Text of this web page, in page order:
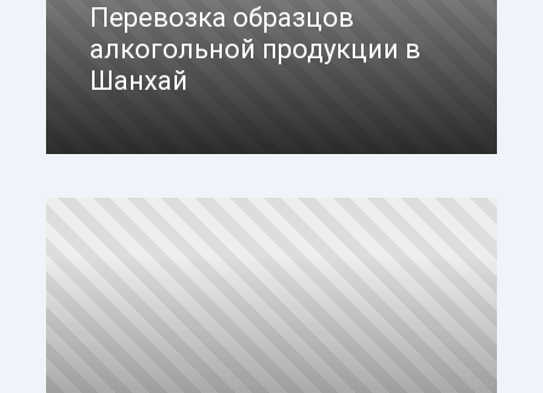
Перевозка образцов
алкогольной продукции в
Шанхай